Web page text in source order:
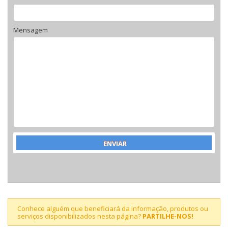
Mensagem
Conhece alguém que beneficiará da informação, produtos ou
serviços disponibilizados nesta página? PARTILHE-NOS!